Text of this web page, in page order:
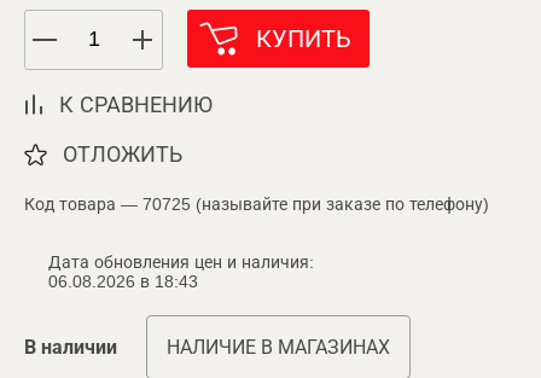
КУПИТЬ
К СРАВНЕНИЮ
ОТЛОЖИТЬ
Код товара — 70725 (называйте при заказе по телефону)
Дата обновления цен и наличия:
06.08.2026 в 18:43
В наличии НАЛИЧИЕ В МАГАЗИНАХ